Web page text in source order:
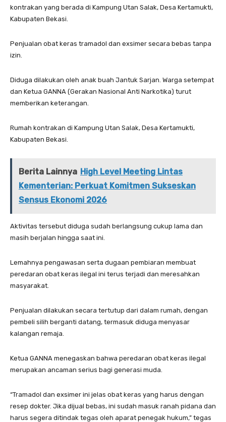
kontrakan yang berada di Kampung Utan Salak, Desa Kertamukti,
Kabupaten Bekasi.
Penjualan obat keras tramadol dan exsimer secara bebas tanpa
izin.
Diduga dilakukan oleh anak buah Jantuk Sarjan. Warga setempat
dan Ketua GANNA (Gerakan Nasional Anti Narkotika) turut
memberikan keterangan.
Rumah kontrakan di Kampung Utan Salak, Desa Kertamukti,
Kabupaten Bekasi.
Berita Lainnya High Level Meeting Lintas
Kementerian: Perkuat Komitmen Sukseskan
Sensus Ekonomi 2026
Aktivitas tersebut diduga sudah berlangsung cukup lama dan
masih berjalan hingga saat ini.
Lemahnya pengawasan serta dugaan pembiaran membuat
peredaran obat keras ilegal ini terus terjadi dan meresahkan
masyarakat.
Penjualan dilakukan secara tertutup dari dalam rumah, dengan
pembeli silih berganti datang, termasuk diduga menyasar
kalangan remaja.
Ketua GANNA menegaskan bahwa peredaran obat keras ilegal
merupakan ancaman serius bagi generasi muda.
“Tramadol dan exsimer ini jelas obat keras yang harus dengan
resep dokter. Jika dijual bebas, ini sudah masuk ranah pidana dan
harus segera ditindak tegas oleh aparat penegak hukum,” tegas